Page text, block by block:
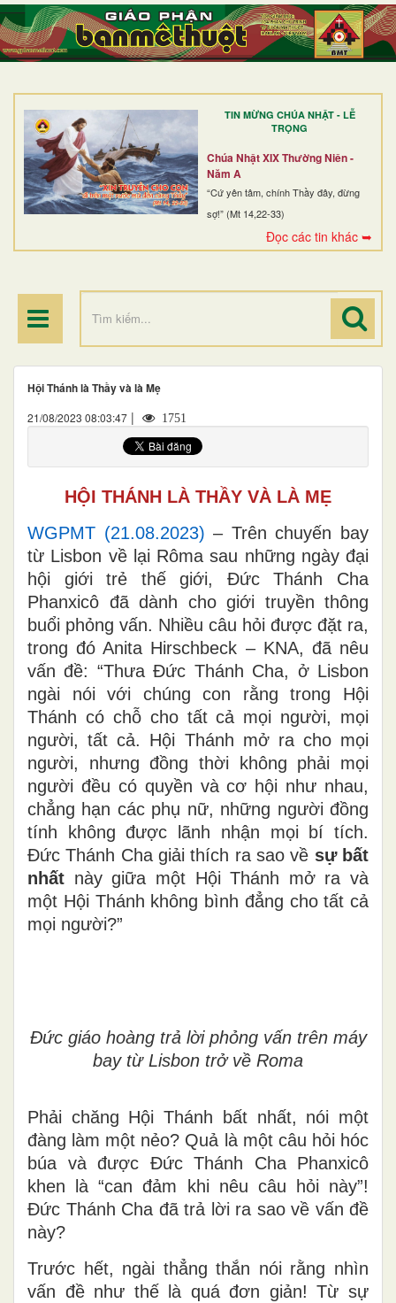
TIN MỪNG CHÚA NHẬT - LỄ
TRỌNG
Chúa Nhật XIX Thường Niên -
Năm A
“Cứ yên tâm, chính Thầy đây, đừng
sợ!” (Mt 14,22-33)
Đọc các tin khác ➥
TRANG NHẤT
GIỚI THIỆU
DÒNG TU
BAN MỤC VỤ
ĐOÀN THỂ CG
Hội Thánh là Thầy và là Mẹ
21/08/2023 08:03:47 | 1751
HỘI THÁNH LÀ THẦY VÀ LÀ MẸ
WGPMT (21.08.2023) – Trên chuyến bay
từ Lisbon về lại Rôma sau những ngày đại
hội giới trẻ thế giới, Đức Thánh Cha
Phanxicô đã dành cho giới truyền thông
buổi phỏng vấn. Nhiều câu hỏi được đặt ra,
trong đó Anita Hirschbeck – KNA, đã nêu
vấn đề: “Thưa Đức Thánh Cha, ở Lisbon
ngài nói với chúng con rằng trong Hội
Thánh có chỗ cho tất cả mọi người, mọi
người, tất cả. Hội Thánh mở ra cho mọi
người, nhưng đồng thời không phải mọi
người đều có quyền và cơ hội như nhau,
chẳng hạn các phụ nữ, những người đồng
tính không được lãnh nhận mọi bí tích.
Đức Thánh Cha giải thích ra sao về sự bất
nhất này giữa một Hội Thánh mở ra và
một Hội Thánh không bình đẳng cho tất cả
mọi người?”
Đức giáo hoàng trả lời phỏng vấn trên máy
bay từ Lisbon trở về Roma
Phải chăng Hội Thánh bất nhất, nói một
đàng làm một nẻo? Quả là một câu hỏi hóc
búa và được Đức Thánh Cha Phanxicô
khen là “can đảm khi nêu câu hỏi này”!
Đức Thánh Cha đã trả lời ra sao về vấn đề
này?
Trước hết, ngài thẳng thắn nói rằng nhìn
vấn đề như thế là quá đơn giản! Từ sự